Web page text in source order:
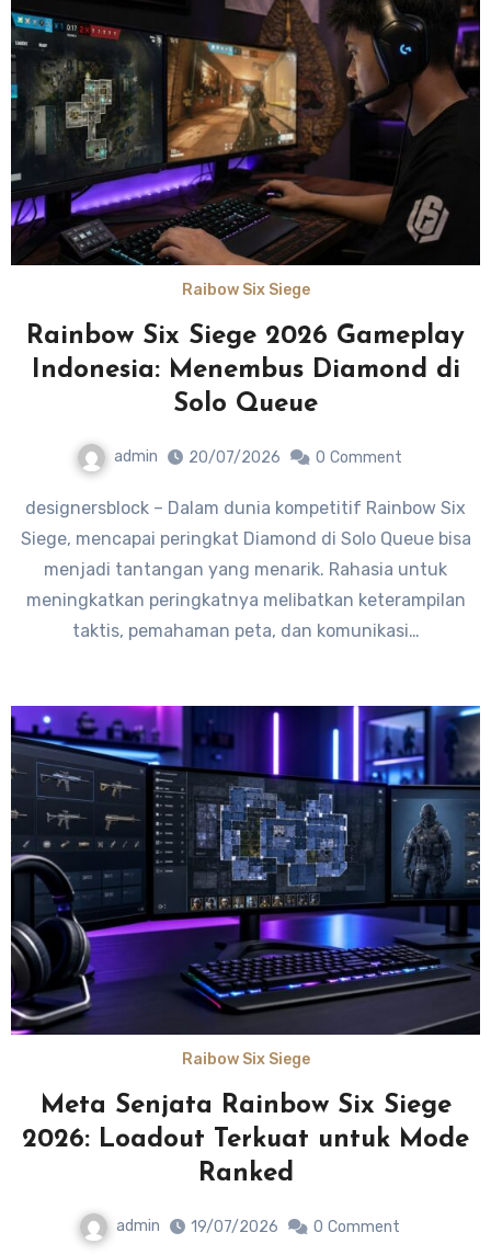
Raibow Six Siege
Rainbow Six Siege 2026 Gameplay
Indonesia: Menembus Diamond di
Solo Queue
admin 20/07/2026 0 Comment
designersblock – Dalam dunia kompetitif Rainbow Six
Siege, mencapai peringkat Diamond di Solo Queue bisa
menjadi tantangan yang menarik. Rahasia untuk
meningkatkan peringkatnya melibatkan keterampilan
taktis, pemahaman peta, dan komunikasi…
Raibow Six Siege
Meta Senjata Rainbow Six Siege
2026: Loadout Terkuat untuk Mode
Ranked
admin 19/07/2026 0 Comment